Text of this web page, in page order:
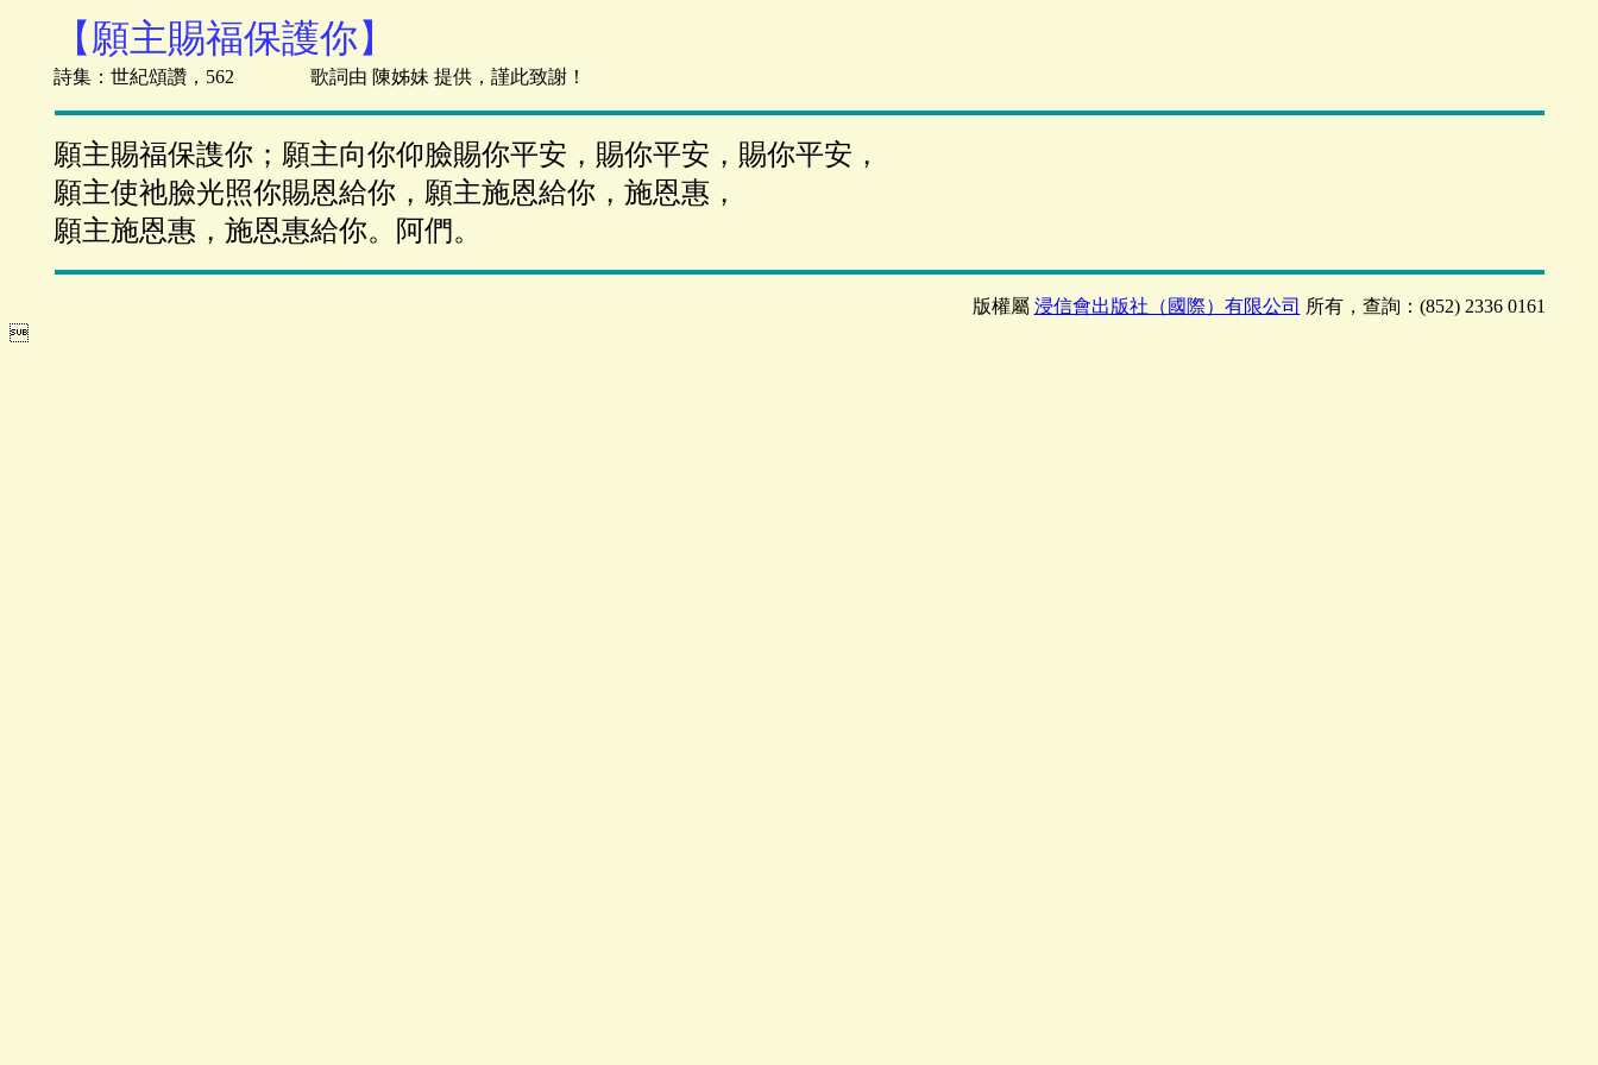
【願主賜福保護你】
詩集：世紀頌讚，562 歌詞由 陳姊妹 提供，謹此致謝！
願主賜福保謢你；願主向你仰臉賜你平安，賜你平安，賜你平安，
願主使祂臉光照你賜恩給你，願主施恩給你，施恩惠，
願主施恩惠，施恩惠給你。阿們。
版權屬 浸信會出版社（國際）有限公司 所有，查詢：(852) 2336 0161
